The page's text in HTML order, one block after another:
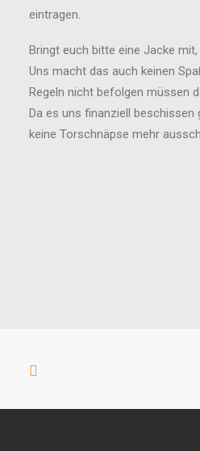
eintragen.
Bringt euch bitte eine Jacke
Uns macht das auch keinen
Regeln nicht befolgen müssen
Da es uns finanziell beschissen
keine Torschnäpse mehr